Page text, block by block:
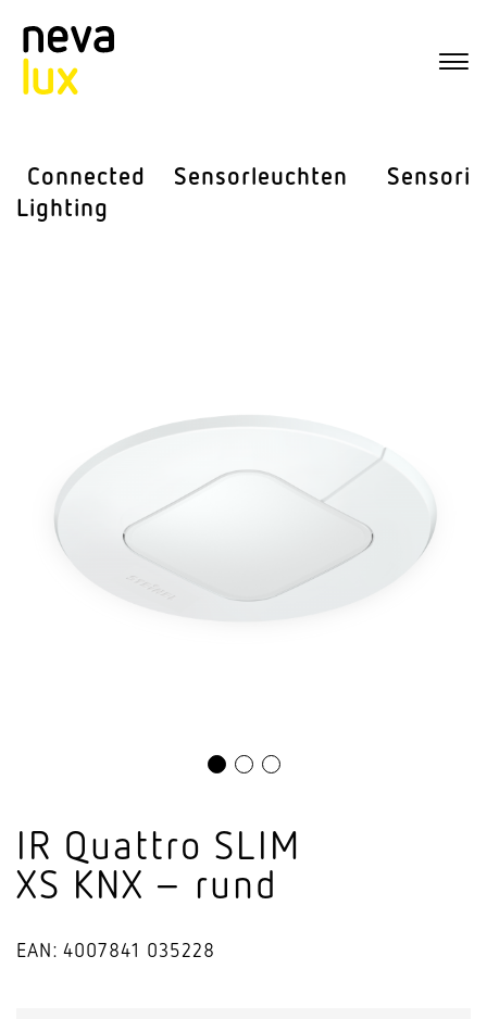
Connected
Lighting
Sensor­leuchten Sensorik
IR Quattro SLIM
XS KNX – rund
EAN: 4007841 035228